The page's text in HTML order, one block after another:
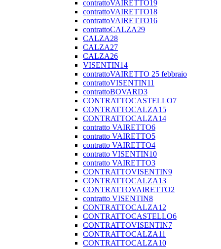
contrattoVAIRETTO19
contrattoVAIRETTO18
contrattoVAIRETTO16
contrattoCALZA29
CALZA28
CALZA27
CALZA26
VISENTIN14
contrattoVAIRETTO 25 febbraio
contrattoVISENTIN11
contrattoBOVARD3
CONTRATTOCASTELLO7
CONTRATTOCALZA15
CONTRATTOCALZA14
contratto VAIRETTO6
contratto VAIRETTO5
contratto VAIRETTO4
contratto VISENTIN10
contratto VAIRETTO3
CONTRATTOVISENTIN9
CONTRATTOCALZA13
CONTRATTOVAIRETTO2
contratto VISENTIN8
CONTRATTOCALZA12
CONTRATTOCASTELLO6
CONTRATTOVISENTIN7
CONTRATTOCALZA11
CONTRATTOCALZA10